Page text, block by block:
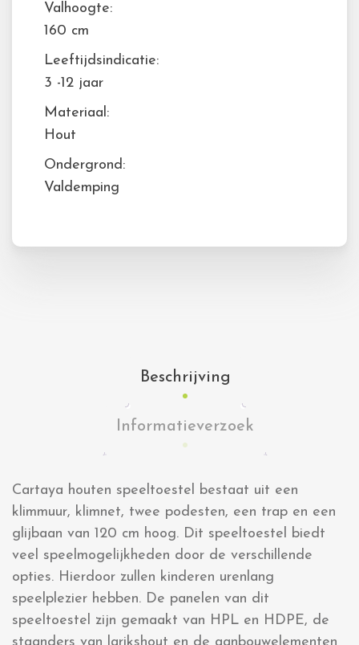
Valhoogte:
160 cm
Leeftijdsindicatie:
3 -12 jaar
Materiaal:
Hout
Ondergrond:
Valdemping
Beschrijving
Informatieverzoek
Cartaya houten speeltoestel bestaat uit een
klimmuur, klimnet, twee podesten, een trap en een
glijbaan van 120 cm hoog. Dit speeltoestel biedt
veel speelmogelijkheden door de verschillende
opties. Hierdoor zullen kinderen urenlang
speelplezier hebben. De panelen van dit
speeltoestel zijn gemaakt van HPL en HDPE, de